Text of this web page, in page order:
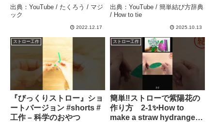
ジック
出典：YouTube / たくろう / マジ
ック
2022.12.17
flower#はな#保存#吸管#花
#編#スター#빨대#스타#工
作#結び方#ストロー#再利
How to tie
出典：YouTube / 簡単結び方辞典
/ How to tie
2025.10.13
ストロー工作
『びっくりストロー』ショ
ートバージョン #shorts #
工作 – 科学のおやつ
ストロー工作
簡単‼ストローで紫陽花の
作り方 2-1✨How to
make a straw hydrangea#